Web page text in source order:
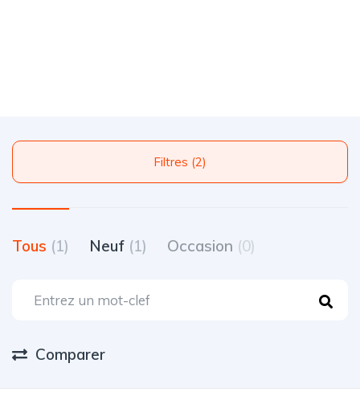
Filtres (2)
Tous (1) Neuf (1) Occasion (0)
Comparer